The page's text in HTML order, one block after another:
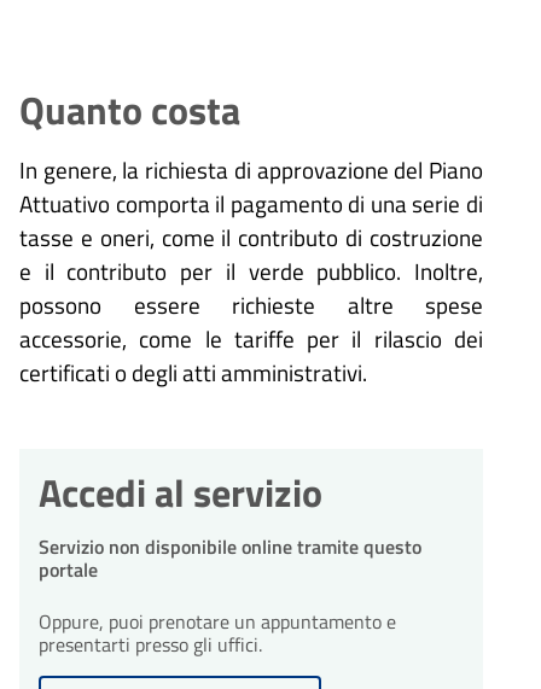
Quanto costa
In genere, la richiesta di approvazione del Piano
Attuativo comporta il pagamento di una serie di
tasse e oneri, come il contributo di costruzione
e il contributo per il verde pubblico. Inoltre,
possono essere richieste altre spese
accessorie, come le tariffe per il rilascio dei
certificati o degli atti amministrativi.
Accedi al servizio
Servizio non disponibile online tramite questo
portale
Oppure, puoi prenotare un appuntamento e
presentarti presso gli uffici.